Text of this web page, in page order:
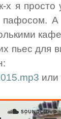
х я
пьес для
или